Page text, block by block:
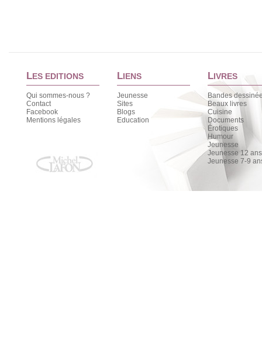
LES EDITIONS
Qui sommes-nous ?
Contact
Facebook
Mentions légales
LIENS
Jeunesse
Sites
Blogs
Education
LIVRES
Bandes
Beaux livres
Cuisine
Documents
Érotiques
Humour
Jeunesse
Jeunesse 12
Jeunesse 7-9